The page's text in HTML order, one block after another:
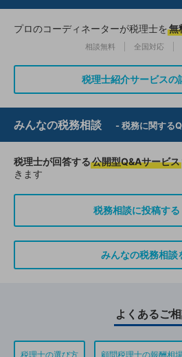
プロのコーディネーターが税理士を無
相談無料 全国対応
税理士紹介サービスの
みんなの税務相談 - 税務に関する
税理士が回答する公開型Q&Aサービス
きます
税務相談に投稿する
みんなの税務相談
よくあるご
税理士の選び方 顧問税理士の報酬相